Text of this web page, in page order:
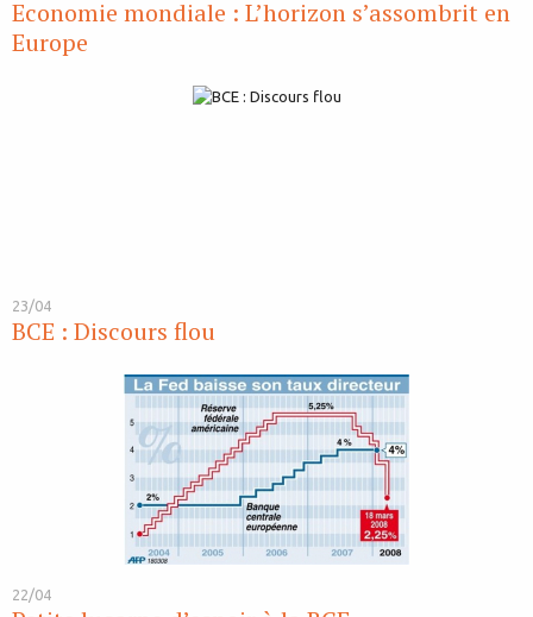
Economie mondiale : L’horizon s’assombrit en
Europe
23/04
BCE : Discours flou
22/04